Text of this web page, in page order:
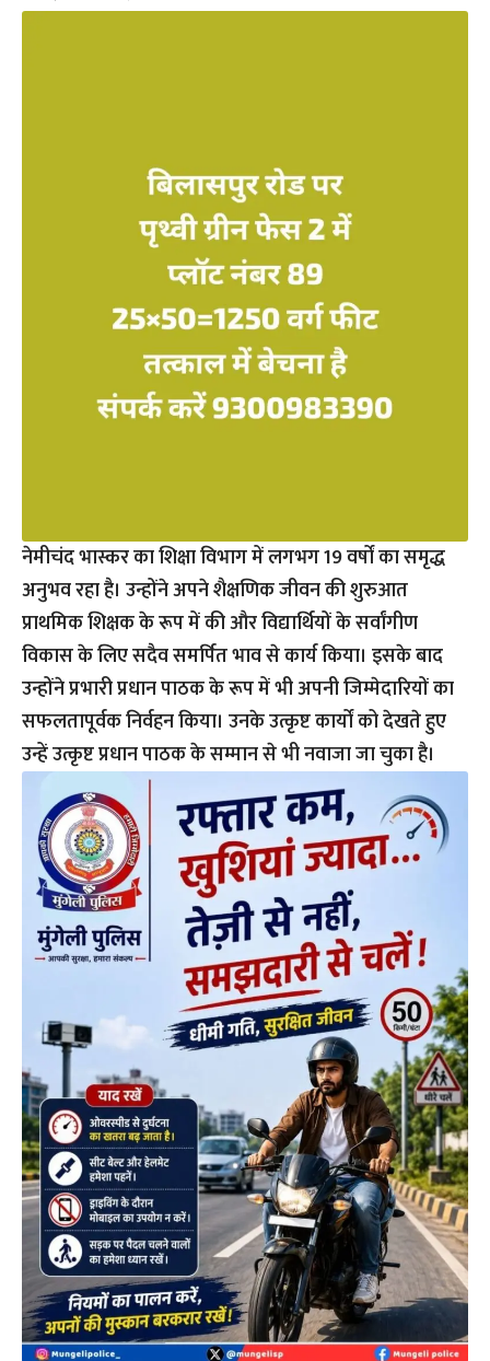
नेमीचंद भास्कर का शिक्षा विभाग में लगभग 19 वर्षों का समृद्ध
अनुभव रहा है। उन्होंने अपने शैक्षणिक जीवन की शुरुआत
प्राथमिक शिक्षक के रूप में की और विद्यार्थियों के सर्वांगीण
विकास के लिए सदैव समर्पित भाव से कार्य किया। इसके बाद
उन्होंने प्रभारी प्रधान पाठक के रूप में भी अपनी जिम्मेदारियों का
सफलतापूर्वक निर्वहन किया। उनके उत्कृष्ट कार्यों को देखते हुए
उन्हें उत्कृष्ट प्रधान पाठक के सम्मान से भी नवाजा जा चुका है।